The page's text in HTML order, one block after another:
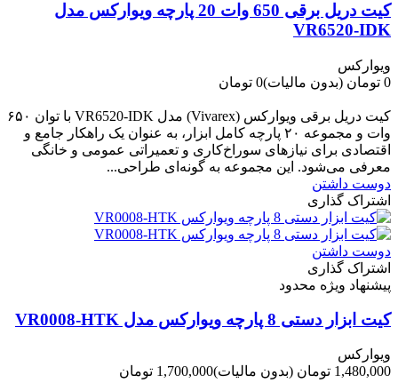
کیت دریل برقی 650 وات 20 پارچه ویوارکس مدل
VR6520-IDK
ویوارکس
0 تومان
(بدون مالیات)0 تومان
کیت دریل برقی ویوارکس (Vivarex) مدل VR6520-IDK با توان ۶۵۰
وات و مجموعه ۲۰ پارچه کامل ابزار، به عنوان یک راهکار جامع و
اقتصادی برای نیازهای سوراخ‌کاری و تعمیراتی عمومی و خانگی
معرفی می‌شود. این مجموعه به گونه‌ای طراحی...
دوست داشتن
اشتراک گذاری
دوست داشتن
اشتراک گذاری
پیشنهاد ویژه محدود
کیت ابزار دستی 8 پارچه ویوارکس مدل VR0008-HTK
ویوارکس
1,480,000 تومان
(بدون مالیات)1,700,000 تومان